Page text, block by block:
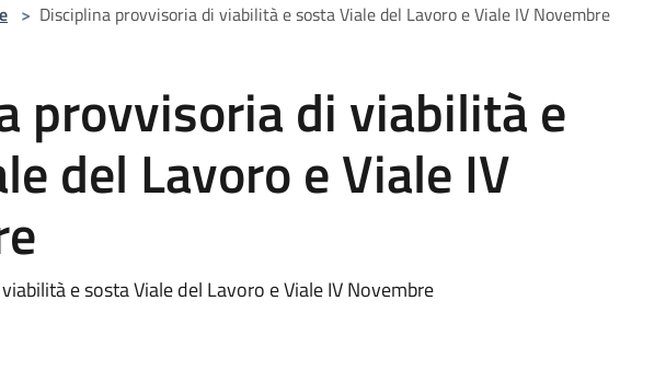
> Disciplina provvisoria di viabilità e sosta Viale del Lavoro e Viale IV Novembre
provvisoria di viabilità e
del Lavoro e Viale IV
e sosta Viale del Lavoro e Viale IV Novembre